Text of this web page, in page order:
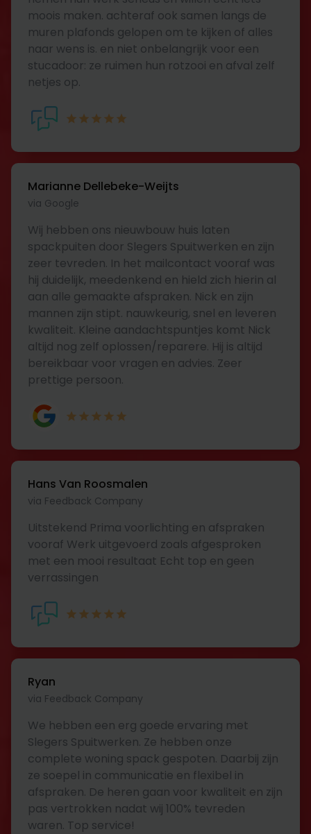
moois maken. achteraf ook samen langs de
muren plafonds gelopen om te kijken of alles
naar wens is. en niet onbelangrijk voor een
stucadoor: ze ruimen hun rotzooi en afval zelf
netjes op.
Marianne Dellebeke-Weijts
via Google
Wij hebben ons nieuwbouw huis laten
spackpuiten door Slegers Spuitwerken en zijn
zeer tevreden. In het mailcontact vooraf was
hij duidelijk, meedenkend en hield zich hierin al
aan alle gemaakte afspraken. Nick en zijn
mannen zijn stipt. nauwkeurig, snel en leveren
kwaliteit. Kleine aandachtspuntjes komt Nick
altijd nog zelf oplossen/reparere. Hij is altijd
bereikbaar voor vragen en advies. Zeer
prettige persoon.
Hans Van Roosmalen
via Feedback Company
Uitstekend Prima voorlichting en afspraken
vooraf Werk uitgevoerd zoals afgesproken
met een mooi resultaat Echt top en geen
verrassingen
Ryan
via Feedback Company
We hebben een erg goede ervaring met
Slegers Spuitwerken. Ze hebben onze
complete woning spack gespoten. Daarbij zijn
ze soepel in communicatie en flexibel in
afspraken. De heren gaan voor kwaliteit en zijn
pas vertrokken nadat wij 100% tevreden
waren. Top service!